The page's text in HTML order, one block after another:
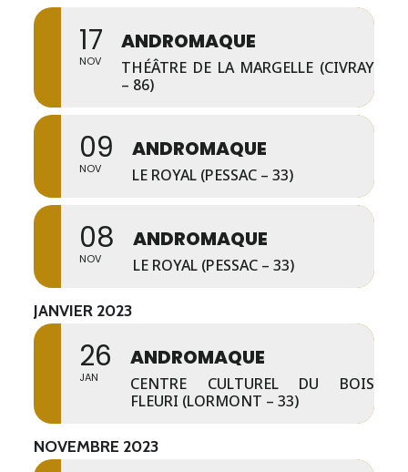
17
NOV
ANDROMAQUE
THÉÂTRE DE LA MARGELLE (CIVRAY
– 86)
09
NOV
ANDROMAQUE
LE ROYAL (PESSAC – 33)
08
NOV
ANDROMAQUE
LE ROYAL (PESSAC – 33)
JANVIER 2023
26
JAN
ANDROMAQUE
CENTRE CULTUREL DU BOIS
FLEURI (LORMONT – 33)
NOVEMBRE 2023